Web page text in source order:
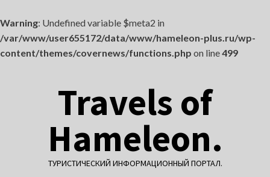
Warning: Undefined variable $meta2 in
/var/www/user655172/data/www/hameleon-plus.ru/wp-
content/themes/covernews/functions.php on line499
Travels of
Hameleon.
ТУРИСТИЧЕСКИЙ ИНФОРМАЦИОННЫЙ ПОРТАЛ.